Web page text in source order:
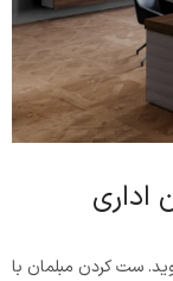
ست کردن مبلمان با